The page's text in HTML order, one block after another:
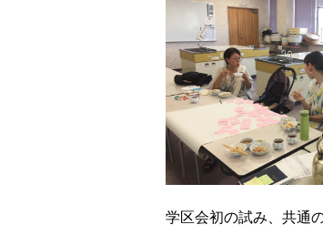
学区会初の試み、共通